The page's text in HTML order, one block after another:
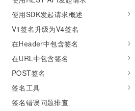
使用SDK发起请求概述
V1签名升级为V4签名
在Header中包含签名
在URL中包含签名
POST签名
签名工具
签名错误问题排查